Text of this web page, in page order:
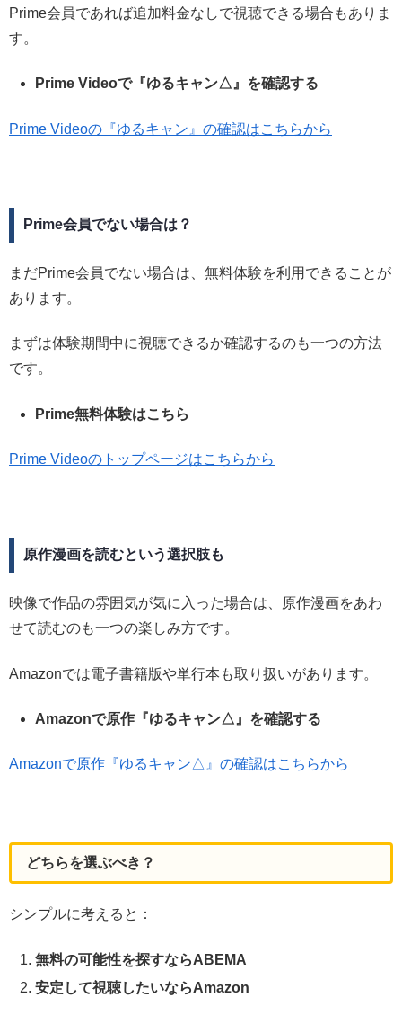
Prime会員であれば追加料金なしで視聴できる場合もありま
す。
Prime Videoで『ゆるキャン△』を確認する
Prime Videoの『ゆるキャン』の確認はこちらから
Prime会員でない場合は？
まだPrime会員でない場合は、無料体験を利用できることが
あります。
まずは体験期間中に視聴できるか確認するのも一つの方法
です。
Prime無料体験はこちら
Prime Videoのトップページはこちらから
原作漫画を読むという選択肢も
映像で作品の雰囲気が気に入った場合は、原作漫画をあわ
せて読むのも一つの楽しみ方です。
Amazonでは電子書籍版や単行本も取り扱いがあります。
Amazonで原作『ゆるキャン△』を確認する
Amazonで原作『ゆるキャン△』の確認はこちらから
どちらを選ぶべき？
シンプルに考えると：
無料の可能性を探すならABEMA
安定して視聴したいならAmazon